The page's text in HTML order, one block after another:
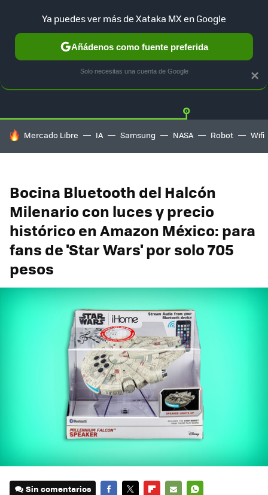
GUÍA DE COMPRAS MERCADO LIBRE
HOY SE HABLA DE
Mercado Libre IA Samsung NASA Robot Wifi
Bocina Bluetooth del Halcón
Milenario con luces y precio
histórico en Amazon México: para
fans de 'Star Wars' por solo 705
pesos
Sin comentarios
×
Ya puedes ver más de Xataka MX en Google
Añádenos como fuente preferida
Solo necesitas una cuenta de Google